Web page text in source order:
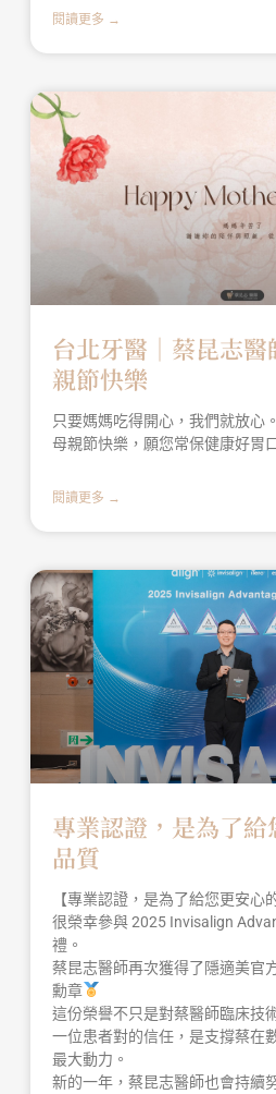
閱讀更多 →
台北牙醫│蔡昆志醫
親節快樂
只要媽媽吃得開心，我們就放心。
母親節快樂，願您常保健康好胃
閱讀更多 →
專業認證，是為了
品質
【專業認證，是為了給您更安心
很榮幸參與 2025 Invisalign
禮。
蔡昆志醫師再次獲得了隱適美官
勳章
這份榮譽不只是對蔡醫師臨床技
一位患者對的信任，是支撐蔡在
最大動力。
新的一年，蔡昆志醫師也會持續